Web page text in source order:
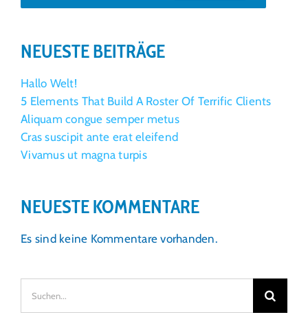
NEUESTE BEITRÄGE
Hallo Welt!
5 Elements That Build A Roster Of Terrific Clients
Aliquam congue semper metus
Cras suscipit ante erat eleifend
Vivamus ut magna turpis
NEUESTE KOMMENTARE
Es sind keine Kommentare vorhanden.